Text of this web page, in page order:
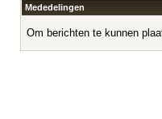
Mededelingen
Om berichten te kunnen